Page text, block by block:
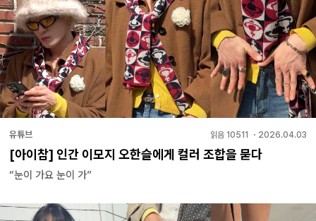
유튜브 읽음 10511 ・ 2026.04.03
[아이참] 인간 이모지 오한슬에게 컬러 조합을 묻다
“눈이 가요 눈이 가”